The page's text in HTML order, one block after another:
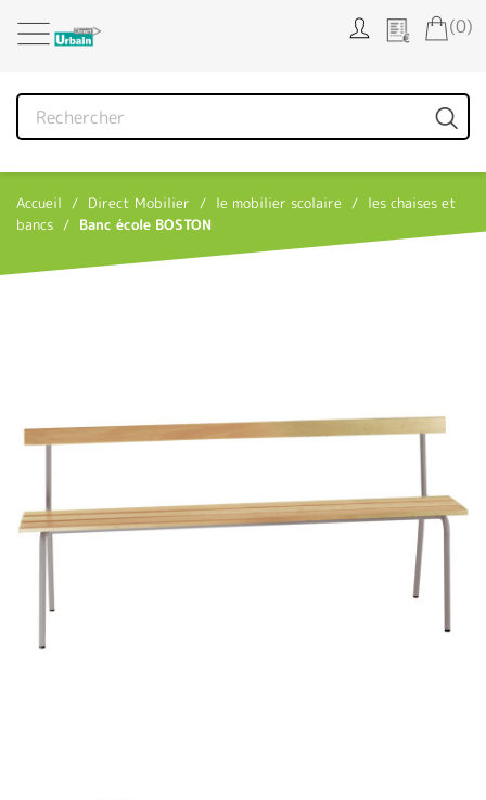
(0)
Accueil Direct Mobilier le mobilier scolaire
les chaises et
bancs
Banc école BOSTON